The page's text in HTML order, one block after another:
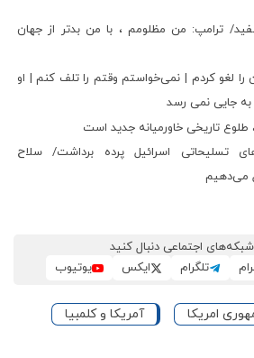
ترامپ: من مظلومم ، با من بدتر از جهان
را لغو کردم | نمی‌خواستم وقتم را تلف کنم | او
جایی نمی رسد
طلوع تاریخی خاورمیانه جدید است
تسلیحاتی اسرائیل پرده برداشت/ سلاح
می‌دهیم
شبکه‌های اجتماعی دنبال کنید
تلگرام ایکس یوتیوب
امریکا آمریکا و کلمبیا